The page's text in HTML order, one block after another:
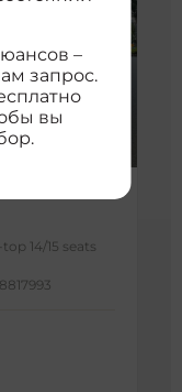
14/15 seats
–
запрос.
вы